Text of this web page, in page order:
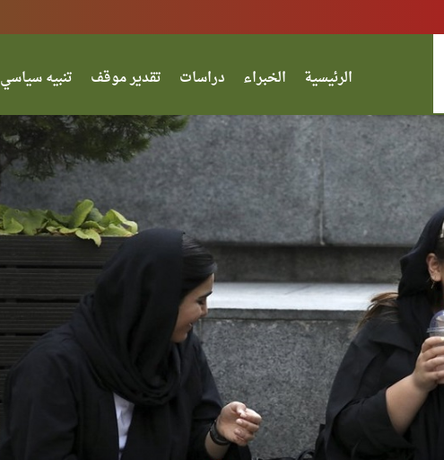
الرئيسية الخبراء دراسات تقدير موقف تنبيه سياسي